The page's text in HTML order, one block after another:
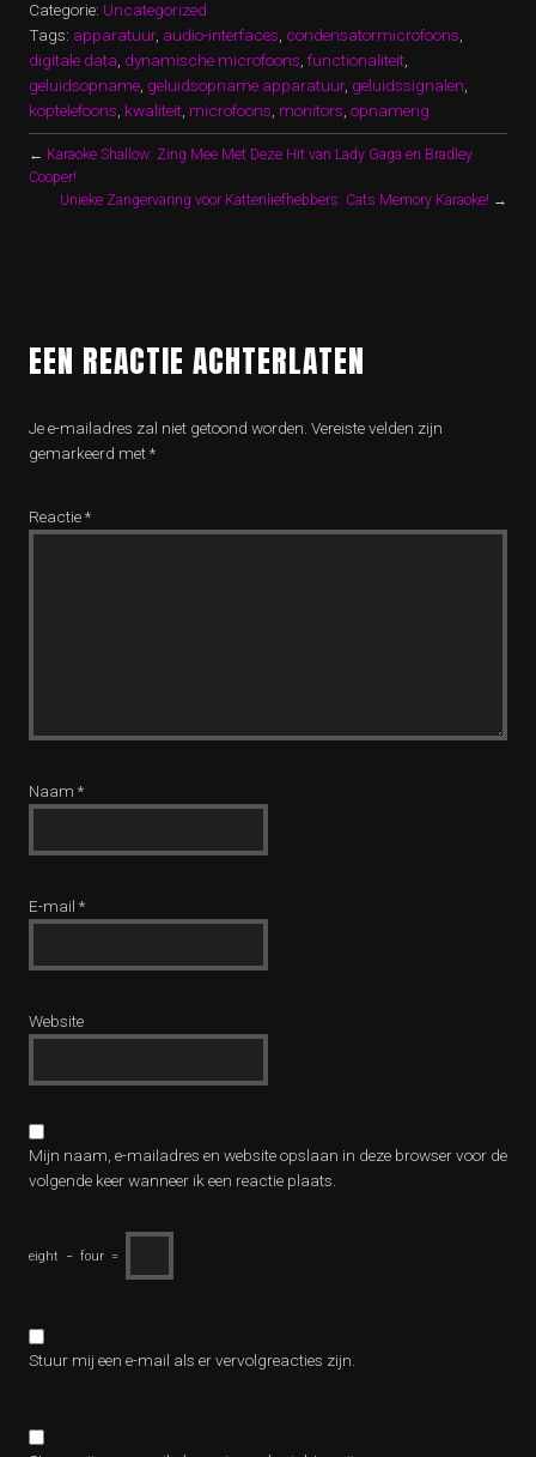
Categorie: Uncategorized
Tags: apparatuur, audio-interfaces condensatormicrofoons
digitale data dynamische microfoons functionaliteit
geluidsopname geluidsopname apparatuur, geluidssignalen
koptelefoons kwaliteit microfoons monitors opnamerig
← Karaoke Shallow: Zing Mee Met Deze Hit van Lady Gaga en Bradley
Cooper!
Unieke Zangervaring voor Kattenliefhebbers: Cats Memory Karaoke! →
EEN REACTIE ACHTERLATEN
Je e-mailadres zal niet getoond worden. Vereiste velden zijn
gemarkeerd met*
Reactie*
Naam *
E-mail *
Website
Mijn naam, e-mailadres en website opslaan in deze browser voor de
volgende keer wanneer ik een reactie plaats.
eight − four =
Stuur mij een e-mail als er vervolgreacties zijn.